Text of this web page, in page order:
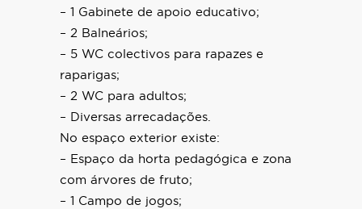
– 1 Gabinete de apoio educativo;
– 2 Balneários;
– 5 WC colectivos para rapazes e
raparigas;
– 2 WC para adultos;
– Diversas arrecadações.
No espaço exterior existe:
– Espaço da horta pedagógica e zona
com árvores de fruto;
– 1 Campo de jogos;